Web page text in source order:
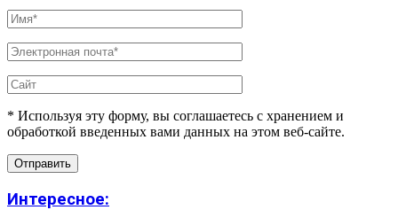
* Используя эту форму, вы соглашаетесь с хранением и
обработкой введенных вами данных на этом веб-сайте.
Интересное: